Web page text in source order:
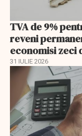
TVA de 9%
reveni
economisi zeci
31 IULIE 2026